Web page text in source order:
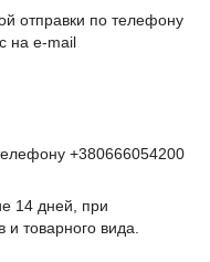
отправки по телефону
на e-mail
+380666054200
14 дней, при
и товарного вида.